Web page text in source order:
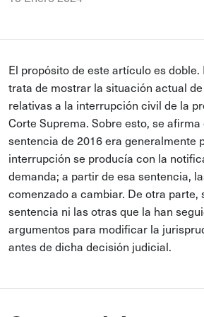
El propósito de este artículo es doble.
trata de mostrar la situación actual
relativas a la interrupción civil de la
Corte Suprema. Sobre esto, se afirma
sentencia de 2016 era generalmente
interrupción se producía con la
demanda; a partir de esa sentencia,
comenzado a cambiar. De otra parte,
sentencia ni las otras que la han
argumentos para modificar la
antes de dicha decisión judicial.